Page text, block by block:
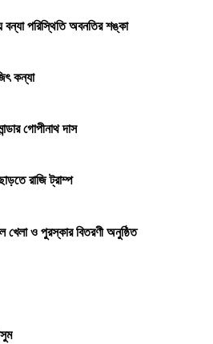
বন্যা পরিস্থিতি অবনতির শঙ্কা
কন্যা
গোপীনাথ দাস
রাজি ট্রাম্প
খেলা ও পুরস্কার বিতরণী অনুষ্ঠিত